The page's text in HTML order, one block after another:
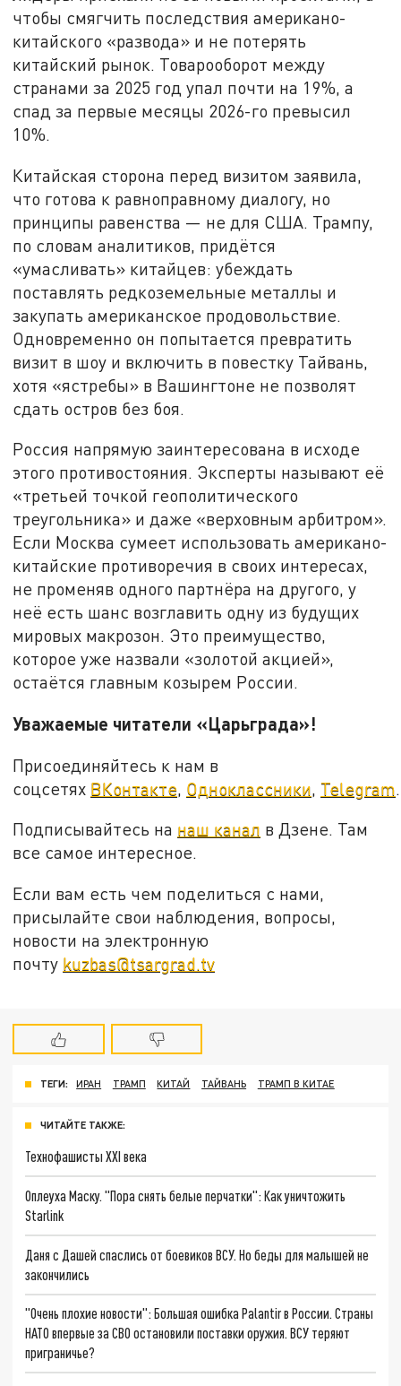
чтобы смягчить последствия американо-
китайского «развода» и не потерять
китайский рынок. Товарооборот между
странами за 2025 год упал почти на 19%, а
спад за первые месяцы 2026-го превысил
10%.
Китайская сторона перед визитом заявила,
что готова к равноправному диалогу, но
принципы равенства — не для США. Трампу,
по словам аналитиков, придётся
«умасливать» китайцев: убеждать
поставлять редкоземельные металлы и
закупать американское продовольствие.
Одновременно он попытается превратить
визит в шоу и включить в повестку Тайвань,
хотя «ястребы» в Вашингтоне не позволят
сдать остров без боя.
Россия напрямую заинтересована в исходе
этого противостояния. Эксперты называют её
«третьей точкой геополитического
треугольника» и даже «верховным арбитром».
Если Москва сумеет использовать американо-
китайские противоречия в своих интересах,
не променяв одного партнёра на другого, у
неё есть шанс возглавить одну из будущих
мировых макрозон. Это преимущество,
которое уже назвали «золотой акцией»,
остаётся главным козырем России.
Уважаемые читатели «Царьграда»!
Присоединяйтесь к нам в
соцсетях ВКонтакте Одноклассники Telegram
Подписывайтесь на наш канал в Дзене. Там
все самое интересное.
Если вам есть чем поделиться с нами,
присылайте свои наблюдения, вопросы,
новости на электронную
почту kuzbas@tsargrad.tv
ТЕГИ: ИРАН ТРАМП КИТАЙ ТАЙВАНЬ ТРАМП В КИТАЕ
ЧИТАЙТЕ ТАКЖЕ:
Технофашисты XXI века
Оплеуха Маску. "Пора снять белые перчатки": Как уничтожить
Starlink
Даня с Дашей спаслись от боевиков ВСУ. Но беды для малышей не
закончились
"Очень плохие новости": Большая ошибка Palantir в России. Страны
НАТО впервые за СВО остановили поставки оружия. ВСУ теряют
приграничье?